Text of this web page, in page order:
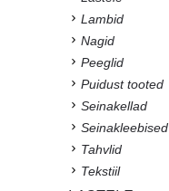
Lambid
Nagid
Peeglid
Puidust tooted
Seinakellad
Seinakleebised
Tahvlid
Tekstiil